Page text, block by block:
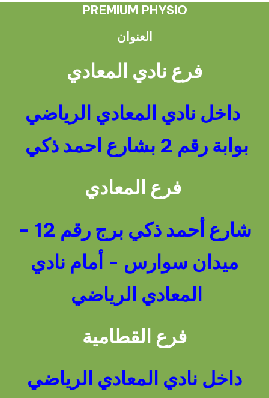
PREMIUM PHYSIO
العنوان
فرع نادي المعادي
داخل نادي المعادي الرياضي
بوابة رقم 2 بشارع احمد ذكي
فرع المعادي
شارع أحمد ذكي برج رقم 12 -
ميدان سوارس - أمام نادي
المعادي الرياضي
فرع القطامية
داخل نادي المعادي الرياضي